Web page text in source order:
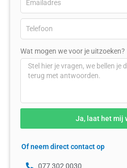
Wat mogen we voor je uitzoeken?
Ja, laat het mij
Of neem direct contact op
077 302 0030